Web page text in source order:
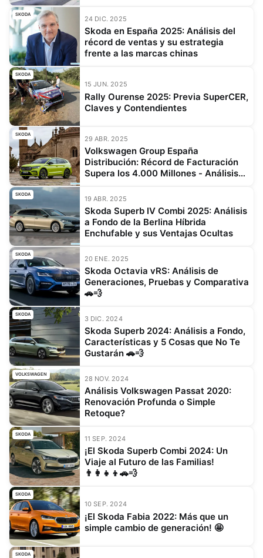
SKODA
24 DIC. 2025
Skoda en España 2025: Análisis del
récord de ventas y su estrategia
frente a las marcas chinas
SKODA
15 JUN. 2025
Rally Ourense 2025: Previa SuperCER,
Claves y Contendientes
SKODA
29 ABR. 2025
Volkswagen Group España
Distribución: Récord de Facturación
Supera los 4.000 Millones - Análisis
SKODA
19 ABR. 2025
Skoda Superb IV Combi 2025: Análisis
a Fondo de la Berlina Híbrida
Enchufable y sus Ventajas Ocultas
SKODA
20 ENE. 2025
Skoda Octavia vRS: Análisis de
Generaciones, Pruebas y Comparativa
🚗💨
SKODA
3 DIC. 2024
Skoda Superb 2024: Análisis a Fondo,
Características y 5 Cosas que No Te
Gustarán 🚗💨
VOLKSWAGEN
28 NOV. 2024
Análisis Volkswagen Passat 2020:
Renovación Profunda o Simple
Retoque?
SKODA
11 SEP. 2024
¡El Skoda Superb Combi 2024: Un
Viaje al Futuro de las Familias!
👨‍👩‍👧‍👦🚗💨
SKODA
10 SEP. 2024
¡El Skoda Fabia 2022: Más que un
simple cambio de generación! 🤩
SKODA